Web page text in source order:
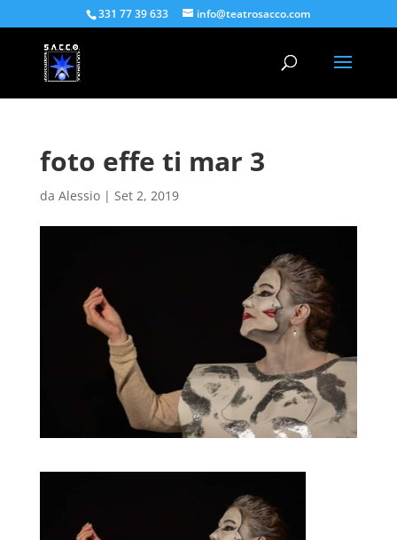
331 77 39 633 info@teatrosacco.com
foto effe ti mar 3
da Alessio| Set 2, 2019